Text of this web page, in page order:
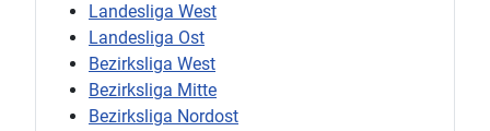
Landesliga West
Landesliga Ost
Bezirksliga West
Bezirksliga Mitte
Bezirksliga Nordost